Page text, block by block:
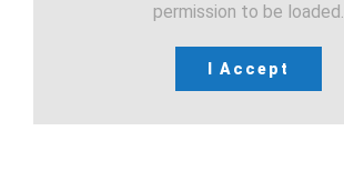
permission to be loaded.
I Accept